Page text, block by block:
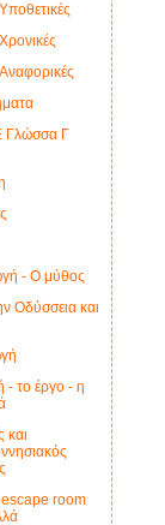
Υποθετικές
Χρονικές
Αναφορικές
Γλώσσα Γ
- Ο μύθος
Οδύσσεια και
- το έργο - η
και
escape room